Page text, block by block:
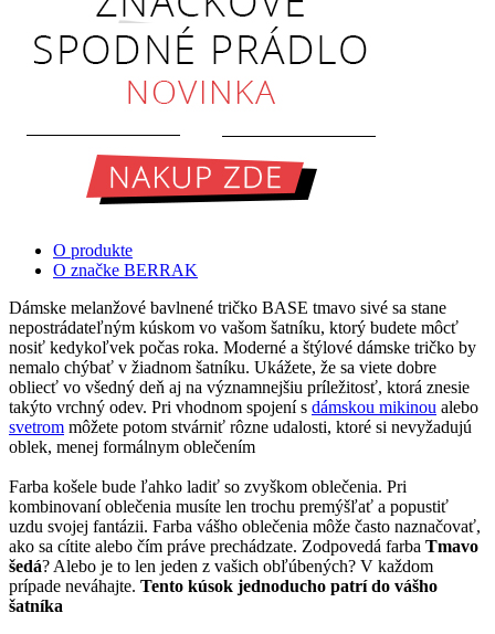
O produkte
O značke BERRAK
Dámske melanžové bavlnené tričko BASE tmavo sivé sa stane
nepostrádateľným kúskom vo vašom šatníku, ktorý budete môcť
nosiť kedykoľvek počas roka. Moderné a štýlové dámske tričko by
nemalo chýbať v žiadnom šatníku. Ukážete, že sa viete dobre
obliecť vo všedný deň aj na významnejšiu príležitosť, ktorá znesie
takýto vrchný odev. Pri vhodnom spojení s dámskou mikinou alebo
svetrom môžete potom stvárniť rôzne udalosti, ktoré si nevyžadujú
oblek, menej formálnym oblečením
Farba košele bude ľahko ladiť so zvyškom oblečenia. Pri
kombinovaní oblečenia musíte len trochu premýšľať a popustiť
uzdu svojej fantázii. Farba vášho oblečenia môže často naznačovať,
ako sa cítite alebo čím práve prechádzate. Zodpovedá farba Tmavo
šedá? Alebo je to len jeden z vašich obľúbených? V každom
prípade neváhajte. Tento kúsok jednoducho patrí do vášho
šatníka